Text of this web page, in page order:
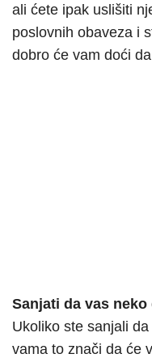
ali ćete ipak uslišiti
poslovnih obaveza i
dobro će vam doći
Sanjati da vas neko
Ukoliko ste sanjali
vama to znači da će